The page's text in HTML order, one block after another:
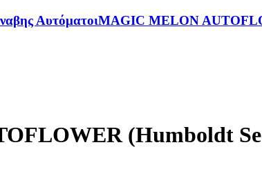
ΑυτόματοιMAGIC MELON
(Humboldt